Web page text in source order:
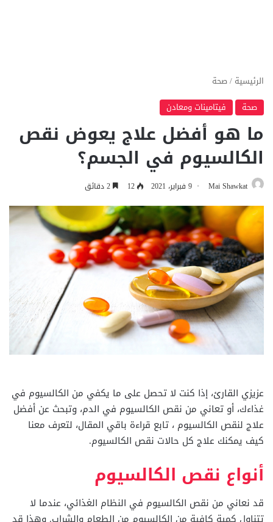
الرئيسية /صحة
صحة
فيتامينات ومعادن
ما هو أفضل علاج يعوض نقص
الكالسيوم في الجسم؟
Mai Shawkat 9 فبراير، 2021 12
عزيزي القارئ، إذا كنت لا تحصل على ما يكفي من الكالسيوم في
غذاءك، أو تعاني من نقص الكالسيوم في الدم، وتبحث عن أفضل
علاج لنقص الكالسيوم ، تابع قراءة باقي المقال، لتعرف معنا
كيف يمكنك علاج كل حالات نقص الكالسيوم.
أنواع نقص الكالسيوم
قد نعاني من نقص الكالسيوم في النظام الغذائي، عندما لا